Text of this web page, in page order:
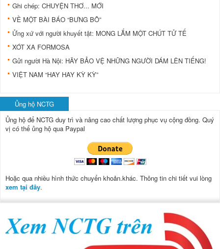
Ghi chép: CHUYỆN THƠ... MỚI
VỀ MỘT BÀI BÁO “BƯNG BÔ”
Ửng xứ với người khuyết tật: MONG LẮM MỘT CHÚT TỬ TẾ
XÓT XA FORMOSA
Gửi người Hà Nội: HÃY BẢO VỆ NHỮNG NGƯỜI DÁM LÊN TIẾNG!
VIỆT NAM “HAY HAY KỲ KỲ”
Ủng hộ NCTG
Ủng hộ để NCTG duy trì và nâng cao chất lượng phục vụ cộng đồng. Quý
vị có thể ủng hộ qua Paypal
Hoặc qua nhiều hình thức chuyển khoản.khác. Thông tin chi tiết vui lòng
xem tại đây.